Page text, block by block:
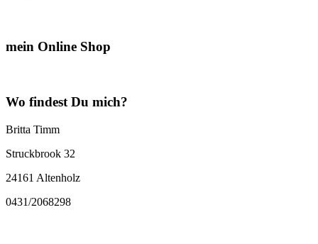
mein Online Shop
Wo findest Du mich?
Britta Timm
Struckbrook 32
24161 Altenholz
0431/2068298